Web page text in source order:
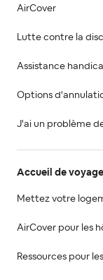
AirCover
Lutte contre la
Assistance
Options
J'ai un problème
Accueil de
Mettez votre
AirCover pour les
Ressources pour